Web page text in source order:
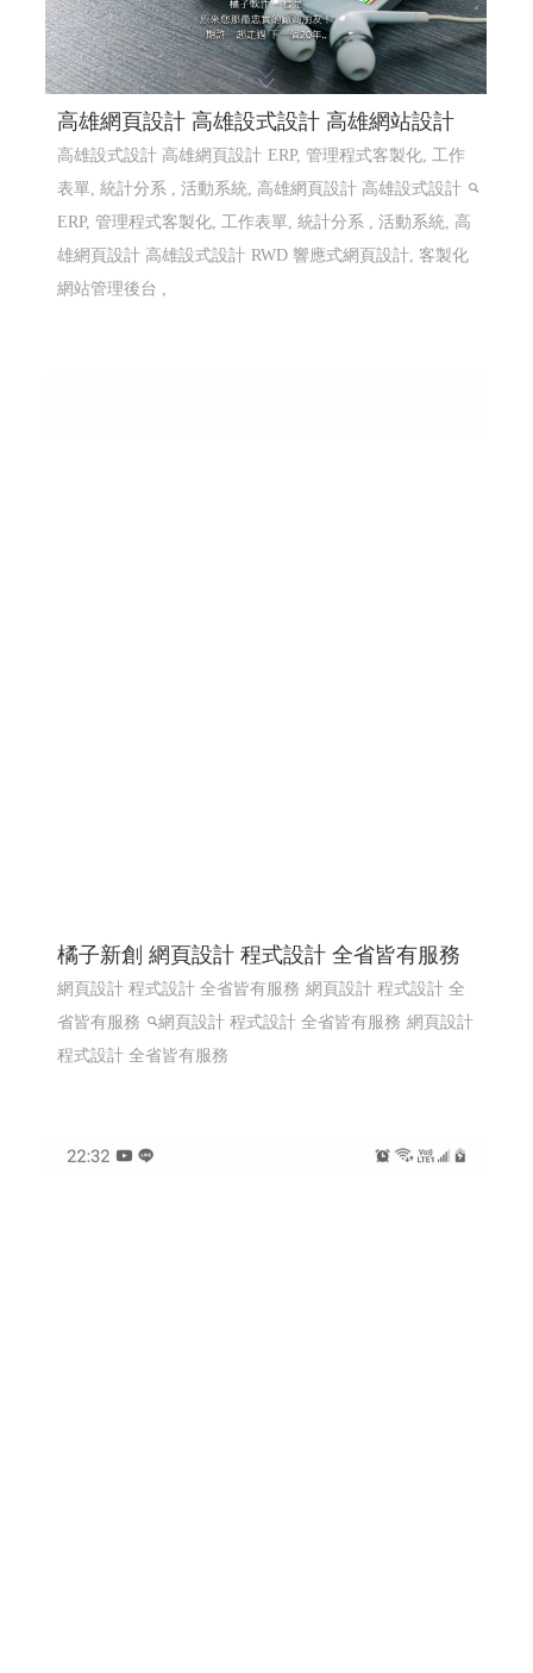
高雄網頁設計 高雄設式設計 高雄網站設計
高雄設式設計 高雄網頁設計 ERP, 管理程式客製化, 工作
表單, 統計分系 , 活動系統, 高雄網頁設計 高雄設式設計
ERP, 管理程式客製化, 工作表單, 統計分系 , 活動系統, 高
雄網頁設計 高雄設式設計 RWD 響應式網頁設計, 客製化
網站管理後台 ,
橘子新創 網頁設計 程式設計 全省皆有服務
網頁設計 程式設計 全省皆有服務 網頁設計 程式設計 全
省皆有服務
網頁設計 程式設計 全省皆有服務 網頁設計
程式設計 全省皆有服務